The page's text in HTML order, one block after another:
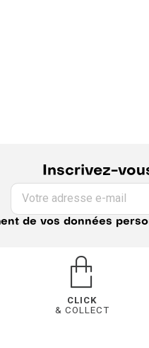
Inscrivez-
Votre adresse e-mail
de vos données
CLICK
& COLLECT